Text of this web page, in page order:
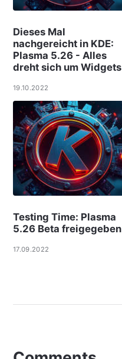
Dieses Mal
nachgereicht in KDE:
Plasma 5.26 - Alles
dreht sich um Widgets
19.10.2022
Testing Time: Plasma
5.26 Beta freigegeben
17.09.2022